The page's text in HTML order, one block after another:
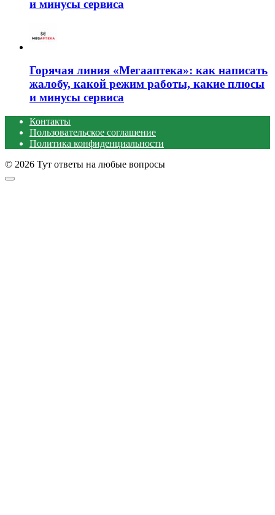
и минусы сервиса
Горячая линия «Мегааптека»: как написать
жалобу, какой режим работы, какие плюсы
и минусы сервиса
Контакты
Пользовательское соглашение
Политика конфиденциальности
© 2026 Тут ответы на любые вопросы